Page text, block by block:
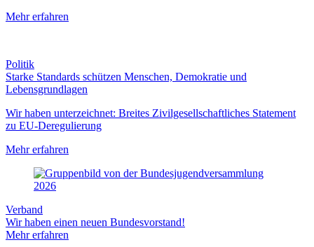
Mehr erfahren
Politik
Starke Standards schützen Menschen, Demokratie und
Lebensgrundlagen
Wir haben unterzeichnet: Breites Zivilgesellschaftliches Statement
zu EU-Deregulierung
Mehr erfahren
Verband
Wir haben einen neuen Bundesvorstand!
Mehr erfahren